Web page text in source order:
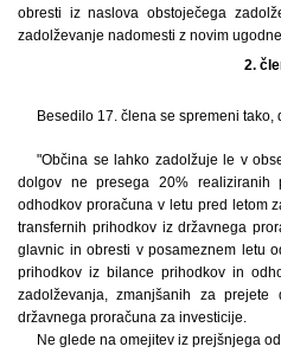
obresti iz naslova obstoječega
zadolževanje nadomesti z novim
2.
Besedilo 17. člena se spremeni tako,
"Občina se lahko zadolžuje le v
dolgov ne presega 20% realiziranih
odhodkov proračuna v letu pred letom
transfernih prihodkov iz državnega
glavnic in obresti v posameznem letu
prihodkov iz bilance prihodkov in
zadolževanja, zmanjšanih za
državnega proračuna za investicije.
Ne glede na omejitev iz prejšnjega